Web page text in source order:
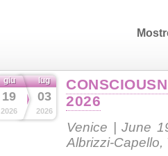
giu
19
2026
lug
03
2026
2026
Venice | June
Albrizzi-Capello,